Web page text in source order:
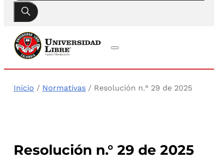
Inicio / Normativas / Resolución n.° 29 de 2025
Resolución n.° 29 de 2025